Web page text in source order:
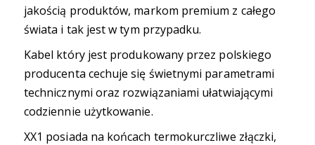
jakością produktów, markom premium z całego
świata i tak jest w tym przypadku.
Kabel który jest produkowany przez polskiego
producenta cechuje się świetnymi parametrami
technicznymi oraz rozwiązaniami ułatwiającymi
codziennie użytkowanie.
XX1 posiada na końcach termokurczliwe złączki,